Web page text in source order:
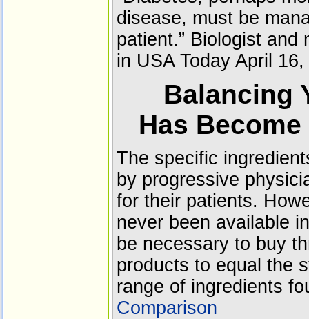
disease, must be
patient.” Biologist and
in USA Today April
Balancing
Has
The specific
by progressive
for their patients.
never been available
be necessary to buy
products to equal the
range of ingredients
Comparison